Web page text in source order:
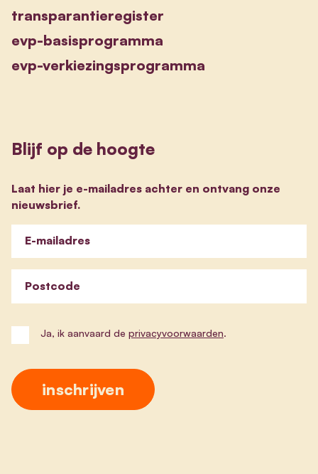
transparantieregister
evp-basisprogramma
evp-verkiezingsprogramma
Blijf op de hoogte
Laat hier je e-mailadres achter en ontvang onze
nieuwsbrief.
E-mailadres
Postcode
Ja, ik aanvaard de privacyvoorwaarden.